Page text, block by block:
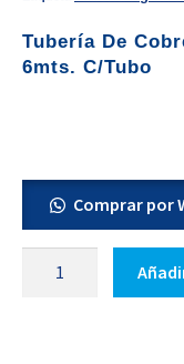
Tubería De
6mts. C/tubo
Comprar por